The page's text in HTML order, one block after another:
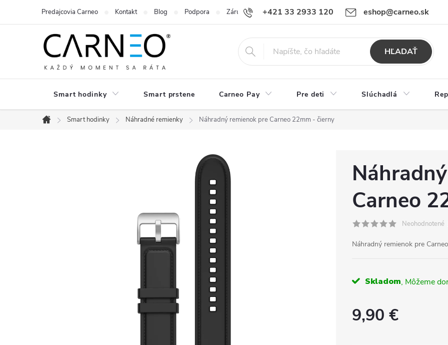
+421 33 2933 120 eshop@carneo.sk
Predajcovia Carneo Kontakt Blog Podpora Záručný a pozáručný servis Carneo Obchodné podmienky
HĽADAŤ
Smart hodinky Smart prstene Carneo Pay Pre deti Slúchadlá
Domov
Smart hodinky Náhradné remienky Náhradný remienok pre Carneo 22mm - čierny
Carneo
Neohodnotené
Náhradný remienok pre
Skladom
9,90 €